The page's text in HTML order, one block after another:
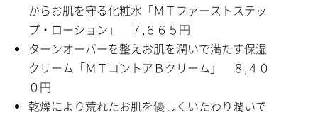
からお肌を守る化粧水「ＭＴファーストステッ
プ・ローション」 ７,６６５円
ターンオーバーを整えお肌を潤いで満たす保湿
クリーム「ＭＴコントアＢクリーム」 ８,４０
０円
乾燥により荒れたお肌を優しくいたわり潤いで